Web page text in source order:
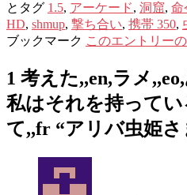
とタグ 1.5, アーケード, 洞窟, 命
HD, shmup, 撃ち合い, 携帯 350,
ブックマーク このエントリー
1 考えた,,en,ラメ
私はそれを持って
て,,fr “アリバ虫姫さ